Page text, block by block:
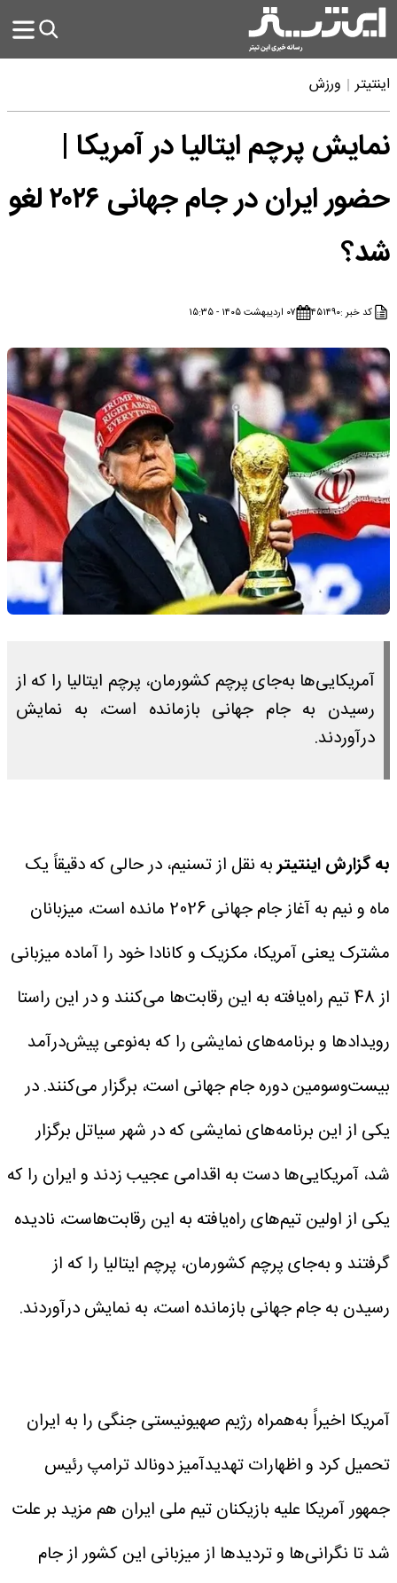
اینتیتر ورزش
نمایش پرچم ایتالیا در آمریکا |
حضور ایران در جام جهانی ۲۰۲۶ لغو
شد؟
کد خبر :۴۵۱۴۹۰ ۰۷ اردیبهشت ۱۴۰۵ - ۱۵:۳۵
آمریکایی‌ها به‌جای پرچم کشورمان، پرچم ایتالیا را که از
رسیدن به جام جهانی بازمانده است، به نمایش
درآوردند.
به گزارش اینتیتربه نقل از تسنیم، در حالی که دقیقاً یک
ماه و نیم به آغاز جام جهانی 2026 مانده است، میزبانان
مشترک یعنی آمریکا، مکزیک و کانادا خود را آماده میزبانی
از 48 تیم راه‌یافته به این رقابت‌ها می‌کنند و در این راستا
رویدادها و برنامه‌های نمایشی را که به‌نوعی پیش‌درآمد
بیست‌وسومین دوره جام جهانی است، برگزار می‌کنند.در
یکی از این برنامه‌های نمایشی که در شهر سیاتل برگزار
شد، آمریکایی‌ها دست به اقدامی عجیب زدند و ایران را که
یکی از اولین تیم‌های راه‌یافته به این رقابت‌هاست، نادیده
گرفتند و به‌جای پرچم کشورمان، پرچم ایتالیا را که از
رسیدن به جام جهانی بازمانده است، به نمایش درآوردند.
آمریکا اخیراً به‌همراه رژیم صهیونیستی جنگی را به ایران
تحمیل کرد و اظهارات تهدیدآمیز دونالد ترامپ رئیس
جمهور آمریکا علیه بازیکنان تیم ملی‌ ایران هم مزید بر علت
شد تا نگرانی‌ها و تردیدها از میزبانی این کشور از جام